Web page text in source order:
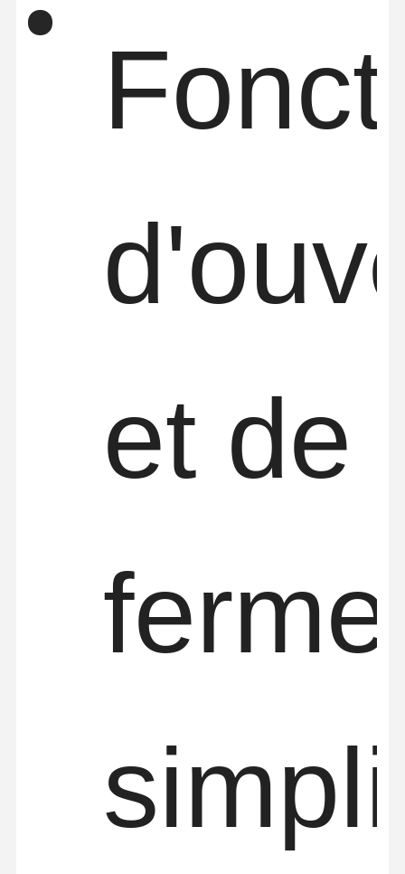
et de